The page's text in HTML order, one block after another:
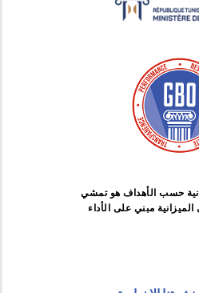
حسب الأهداف هو تمشي
مبني على الأداء